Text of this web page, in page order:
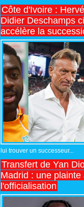
Côte d'Ivoire :
Didier Deschamps
accélère la
lui trouver un successeur...
Transfert de Yan
Madrid : une plainte
l'officialisation